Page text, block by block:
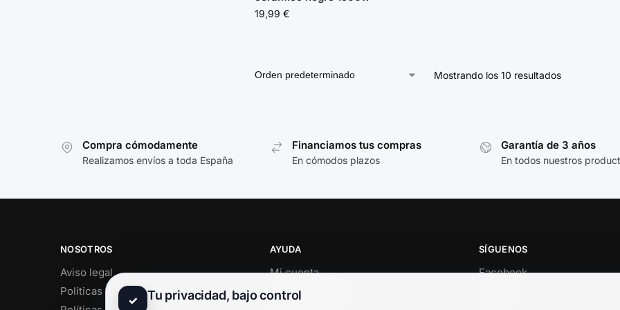
19,99 €
Mostrando los 10 resultados
Compra cómodamente
Realizamos envíos a toda España
Financiamos tus compras
En cómodos plazos
Garantía de 3 años
En todos nuestros
NOSOTROS
Aviso legal
Políticas de privacidad
AYUDA
Mi cuenta
Soporte al cliente
SÍGUENOS
Facebook
✓ Tu privacidad, bajo control